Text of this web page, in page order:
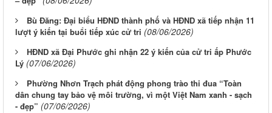
Bù Đăng: Đại biểu HĐND thành phố và HĐND xã tiếp nhận 11
lượt ý kiến tại buổi tiếp xúc cử tri (08/06/2026)
HĐND xã Đại Phước ghi nhận 22 ý kiến của cử tri ấp Phước
Lý (07/06/2026)
Phường Nhơn Trạch phát động phong trào thi đua “Toàn
dân chung tay bảo vệ môi trường, vì một Việt Nam xanh - sạch
- đẹp” (07/06/2026)